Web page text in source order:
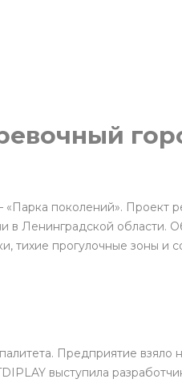
поколений». Проект
в Ленинградской области.
тихие прогулочные зоны и
Предприятие взяло
выступила